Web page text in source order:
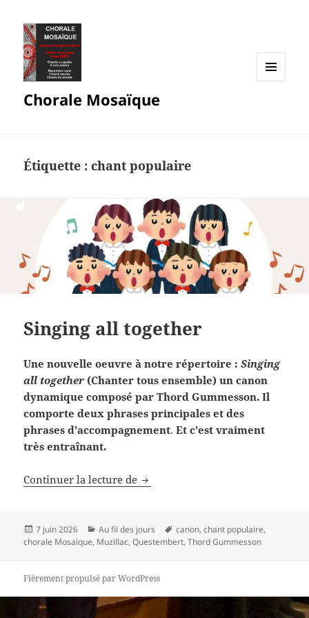
Chorale Mosaïque
Étiquette :chant populaire
Singing all together
Une nouvelle oeuvre à notre répertoire :Singing
all together(Chanter tous ensemble) un canon
dynamique composé par Thord Gummesson. Il
comporte deux phrases principales et des
phrases d’accompagnement.Et c’est vraiment
très entraînant.
Continuer la lecture de Singing all together
Publié
le
7 juin 2026 Catégories
Au fil des jours
Mots-
clés
canon,chant populaire,
chorale Mosaïque, Muzillac,Questembert,Thord Gummesson
Fièrement propulsé par WordPress